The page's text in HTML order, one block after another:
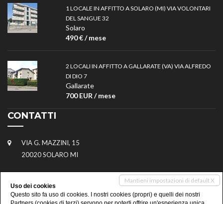
1 LOCALE IN AFFITTO A SOLARO (MI) VIA VOLONTARI
DEL SANGUE 32
Solaro
490 € / mese
2 LOCALI IN AFFITTO A GALLARATE (VA) VIA ALFREDO
DI DIO 7
Gallarate
700 EUR / mese
CONTATTI
VIA G. MAZZINI, 15
20020 SOLARO MI
348.4583275
Mantieni impostazioni di default X
Uso dei cookies
Questo sito fa uso di cookies. I nostri cookies (propri) e quelli dei nostri